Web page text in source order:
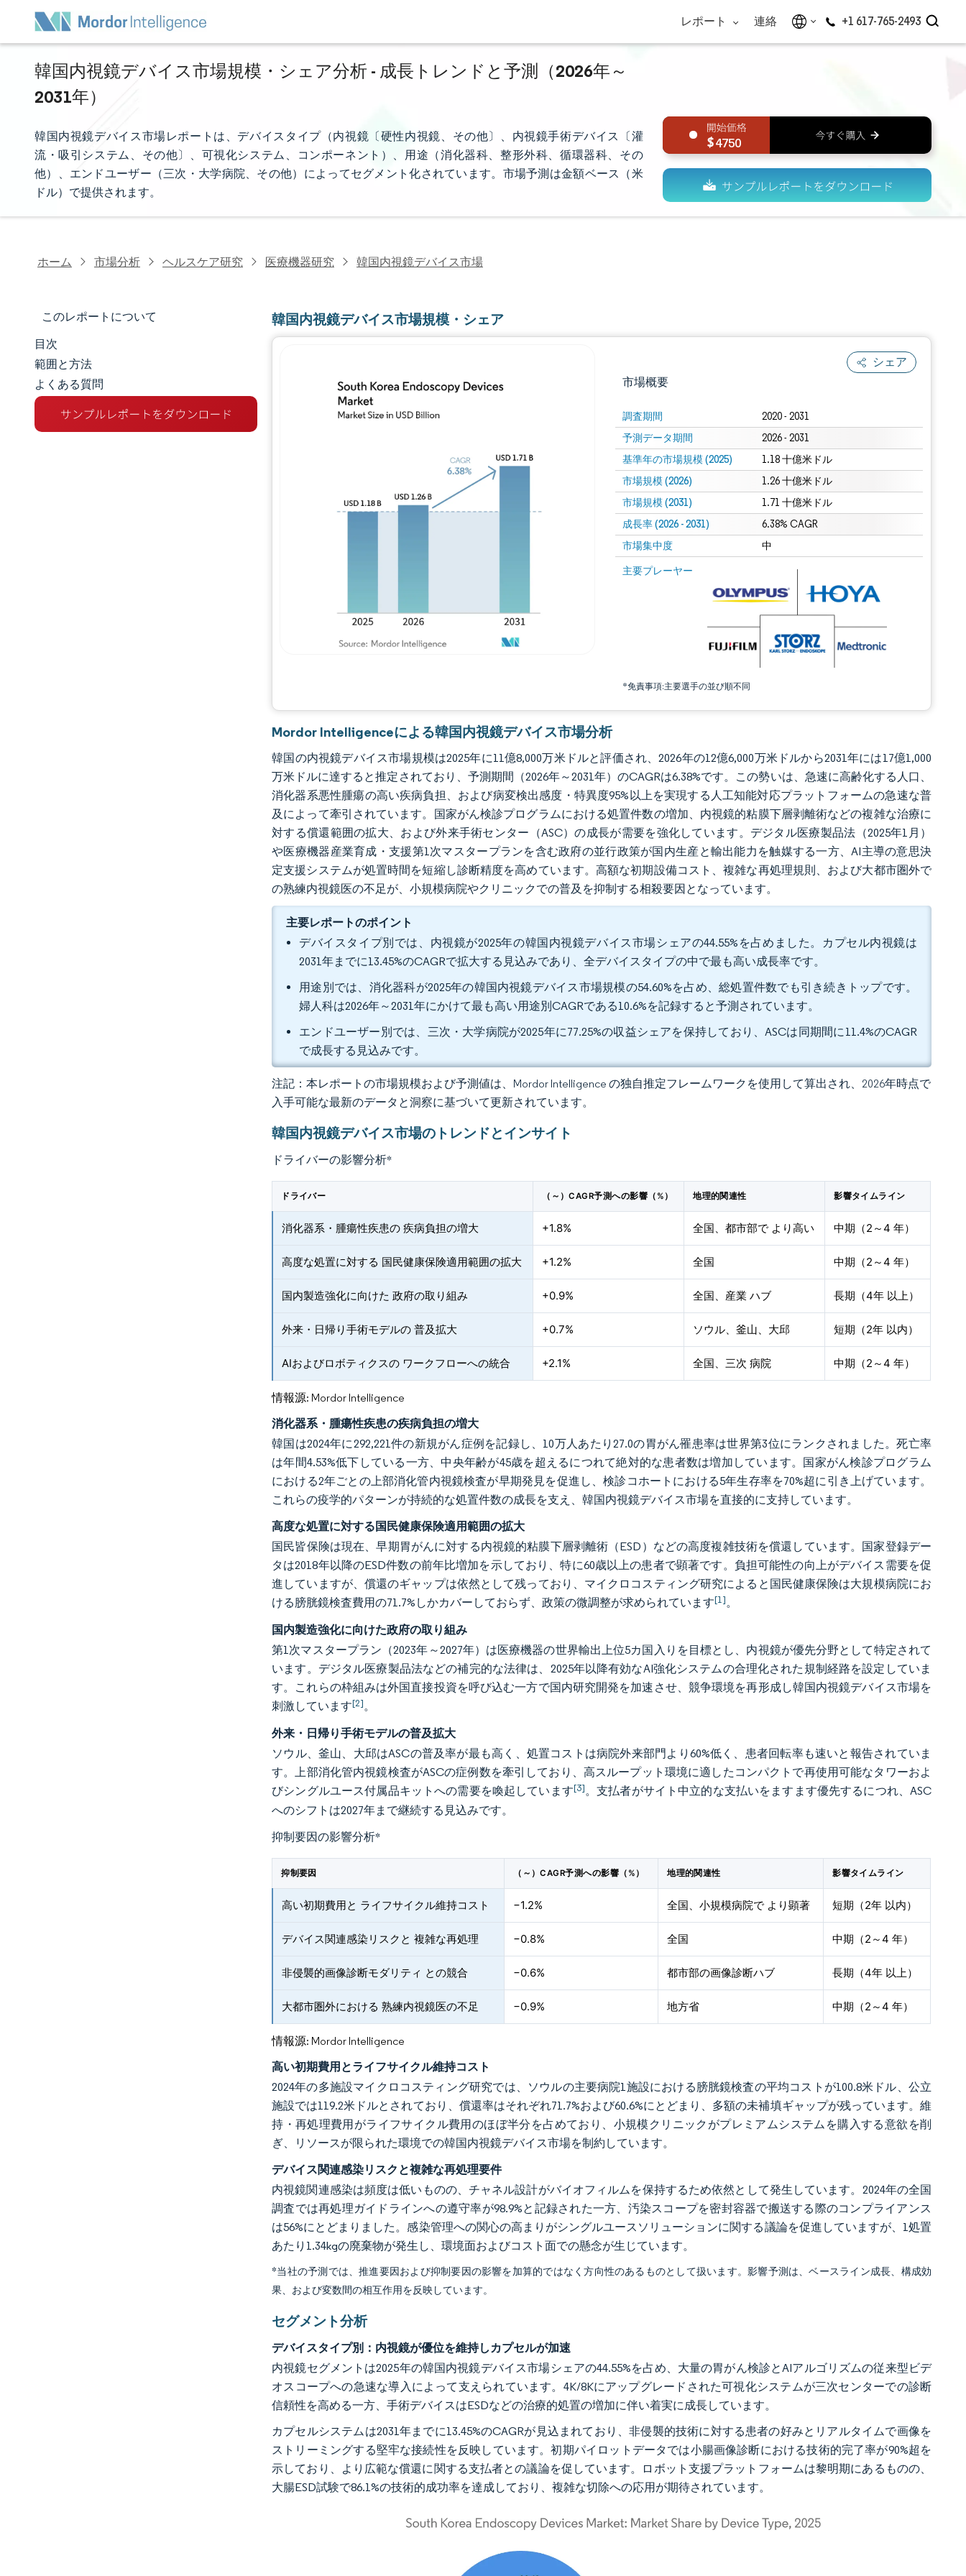
レポート 連絡 +1 617-765-2493
韓国内視鏡デバイス市場規模・シェア分析 - 成長トレンドと予測（2026年～
2031年）
韓国内視鏡デバイス市場レポートは、デバイスタイプ（内視鏡〔硬性内視鏡、その他〕、内視鏡手術デバイス〔灌
流・吸引システム、その他〕、可視化システム、コンポーネント）、用途（消化器科、整形外科、循環器科、その
他）、エンドユーザー（三次・大学病院、その他）によってセグメント化されています。市場予測は金額ベース（米
ドル）で提供されます。
4750
ホーム 市場分析 ヘルスケア研究 医療機器研究 韓国内視鏡デバイス市場
このレポートについて
市場規模とシェア
市場分析
トレンドとインサイト
目次
範囲と方法
よくある質問
韓国内視鏡デバイス市場規模・シェア
シェア
市場概要
調査期間 2020 - 2031
予測データ期間 2026 - 2031
基準年の市場規模 (2025) 1.18 十億米ドル
市場規模 (2026) 1.26 十億米ドル
市場規模 (2031) 1.71 十億米ドル
成長率 (2026 - 2031) 6.38% CAGR
市場集中度 中
主要プレーヤー
*免責事項:主要選手の並び順不同
画像 © Mordor Intelligence。再利用にはCC BY 4.0の表示が必要です。
画像 © Mordor Intelligence。再利用にはCC BY 4.0の表示が必要です。
Mordor Intelligenceによる韓国内視鏡デバイス市場分析
韓国の内視鏡デバイス市場規模は2025年に11億8,000万米ドルと評価され、2026年の12億6,000万米ドルから2031年には17億1,000
万米ドルに達すると推定されており、予測期間（2026年～2031年）のCAGRは6.38%です。この勢いは、急速に高齢化する人口、
消化器系悪性腫瘍の高い疾病負担、および病変検出感度・特異度95%以上を実現する人工知能対応プラットフォームの急速な普
及によって牽引されています。国家がん検診プログラムにおける処置件数の増加、内視鏡的粘膜下層剥離術などの複雑な治療に
対する償還範囲の拡大、および外来手術センター（ASC）の成長が需要を強化しています。デジタル医療製品法（2025年1月）
や医療機器産業育成・支援第1次マスタープランを含む政府の並行政策が国内生産と輸出能力を触媒する一方、AI主導の意思決
定支援システムが処置時間を短縮し診断精度を高めています。高額な初期設備コスト、複雑な再処理規則、および大都市圏外で
の熟練内視鏡医の不足が、小規模病院やクリニックでの普及を抑制する相殺要因となっています。
主要レポートのポイント
デバイスタイプ別では、内視鏡が2025年の韓国内視鏡デバイス市場シェアの44.55%を占めました。カプセル内視鏡は
2031年までに13.45%のCAGRで拡大する見込みであり、全デバイスタイプの中で最も高い成長率です。
用途別では、消化器科が2025年の韓国内視鏡デバイス市場規模の54.60%を占め、総処置件数でも引き続きトップです。
婦人科は2026年～2031年にかけて最も高い用途別CAGRである10.6%を記録すると予測されています。
エンドユーザー別では、三次・大学病院が2025年に77.25%の収益シェアを保持しており、ASCは同期間に11.4%のCAGR
で成長する見込みです。
注記：本レポートの市場規模および予測値は、Mordor Intelligence の独自推定フレームワークを使用して算出され、2026年時点で
入手可能な最新のデータと洞察に基づいて更新されています。
韓国内視鏡デバイス市場のトレンドとインサイト
ドライバーの影響分析*
ドライバー （～）CAGR予測への影響（%） 地理的関連性 影響タイムライン
消化器系・腫瘍性疾患の 疾病負担の増大 +1.8% 全国、都市部で より高い 中期（2～4 年）
高度な処置に対する 国民健康保険適用範囲の拡大 +1.2% 全国 中期（2～4 年）
国内製造強化に向けた 政府の取り組み +0.9% 全国、産業 ハブ 長期（4年 以上）
外来・日帰り手術モデルの 普及拡大 +0.7% ソウル、釜山、大邱 短期（2年 以内）
AIおよびロボティクスの ワークフローへの統合 +2.1% 全国、三次 病院 中期（2～4 年）
情報源: Mordor Intelligence
消化器系・腫瘍性疾患の疾病負担の増大
韓国は2024年に292,221件の新規がん症例を記録し、10万人あたり27.0の胃がん罹患率は世界第3位にランクされました。死亡率
は年間4.53%低下している一方、中央年齢が45歳を超えるにつれて絶対的な患者数は増加しています。国家がん検診プログラム
における2年ごとの上部消化管内視鏡検査が早期発見を促進し、検診コホートにおける5年生存率を70%超に引き上げています。
これらの疫学的パターンが持続的な処置件数の成長を支え、韓国内視鏡デバイス市場を直接的に支持しています。
高度な処置に対する国民健康保険適用範囲の拡大
国民皆保険は現在、早期胃がんに対する内視鏡的粘膜下層剥離術（ESD）などの高度複雑技術を償還しています。国家登録デー
タは2018年以降のESD件数の前年比増加を示しており、特に60歳以上の患者で顕著です。負担可能性の向上がデバイス需要を促
進していますが、償還のギャップは依然として残っており、マイクロコスティング研究によると国民健康保険は大規模病院にお
ける膀胱鏡検査費用の71.7%しかカバーしておらず、政策の微調整が求められています[1]。
国内製造強化に向けた政府の取り組み
第1次マスタープラン（2023年～2027年）は医療機器の世界輸出上位5カ国入りを目標とし、内視鏡が優先分野として特定されて
います。デジタル医療製品法などの補完的な法律は、2025年以降有効なAI強化システムの合理化された規制経路を設定していま
す。これらの枠組みは外国直接投資を呼び込む一方で国内研究開発を加速させ、競争環境を再形成し韓国内視鏡デバイス市場を
刺激しています[2]。
外来・日帰り手術モデルの普及拡大
ソウル、釜山、大邱はASCの普及率が最も高く、処置コストは病院外来部門より60%低く、患者回転率も速いと報告されていま
す。上部消化管内視鏡検査がASCの症例数を牽引しており、高スループット環境に適したコンパクトで再使用可能なタワーおよ
びシングルユース付属品キットへの需要を喚起しています[3]。支払者がサイト中立的な支払いをますます優先するにつれ、ASC
へのシフトは2027年まで継続する見込みです。
抑制要因の影響分析*
抑制要因 （～）CAGR予測への影響（%） 地理的関連性 影響タイムライン
高い初期費用と ライフサイクル維持コスト −1.2% 全国、小規模病院で より顕著 短期（2年 以内）
デバイス関連感染リスクと 複雑な再処理 −0.8% 全国 中期（2～4 年）
非侵襲的画像診断モダリティ との競合 −0.6% 都市部の画像診断ハブ 長期（4年 以上）
大都市圏外における 熟練内視鏡医の不足 −0.9% 地方省 中期（2～4 年）
情報源: Mordor Intelligence
高い初期費用とライフサイクル維持コスト
2024年の多施設マイクロコスティング研究では、ソウルの主要病院1施設における膀胱鏡検査の平均コストが100.8米ドル、公立
施設では119.2米ドルとされており、償還率はそれぞれ71.7%および60.6%にとどまり、多額の未補填ギャップが残っています。維
持・再処理費用がライフサイクル費用のほぼ半分を占めており、小規模クリニックがプレミアムシステムを購入する意欲を削
ぎ、リソースが限られた環境での韓国内視鏡デバイス市場を制約しています。
デバイス関連感染リスクと複雑な再処理要件
内視鏡関連感染は頻度は低いものの、チャネル設計がバイオフィルムを保持するため依然として発生しています。2024年の全国
調査では再処理ガイドラインへの遵守率が98.9%と記録された一方、汚染スコープを密封容器で搬送する際のコンプライアンス
は56%にとどまりました。感染管理への関心の高まりがシングルユースソリューションに関する議論を促進していますが、1処置
あたり1.34kgの廃棄物が発生し、環境面およびコスト面での懸念が生じています。
*当社の予測では、推進要因および抑制要因の影響を加算的ではなく方向性のあるものとして扱います。影響予測は、ベースライン成長、構成効
果、および変数間の相互作用を反映しています。
セグメント分析
デバイスタイプ別：内視鏡が優位を維持しカプセルが加速
内視鏡セグメントは2025年の韓国内視鏡デバイス市場シェアの44.55%を占め、大量の胃がん検診とAIアルゴリズムの従来型ビデ
オスコープへの急速な導入によって支えられています。4K/8Kにアップグレードされた可視化システムが三次センターでの診断
信頼性を高める一方、手術デバイスはESDなどの治療的処置の増加に伴い着実に成長しています。
カプセルシステムは2031年までに13.45%のCAGRが見込まれており、非侵襲的技術に対する患者の好みとリアルタイムで画像を
ストリーミングする堅牢な接続性を反映しています。初期パイロットデータでは小腸画像診断における技術的完了率が90%超を
示しており、より広範な償還に関する支払者との議論を促しています。ロボット支援プラットフォームは黎明期にあるものの、
大腸ESD試験で86.1%の技術的成功率を達成しており、複雑な切除への応用が期待されています。